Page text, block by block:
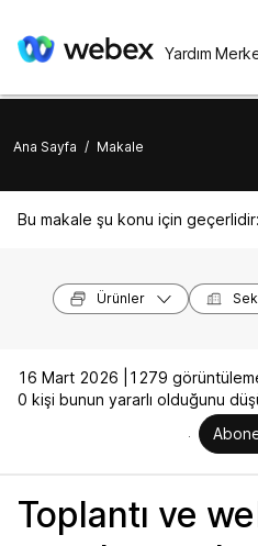
Yardım
Ana Sayfa / Makale
Bu makale şu konu için geçerlidir:
Ürünler
16 Mart 2026 |
1279
0 kişi bunun yararlı olduğunu
Toplantı ve